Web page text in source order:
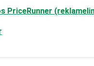
PriceRunner